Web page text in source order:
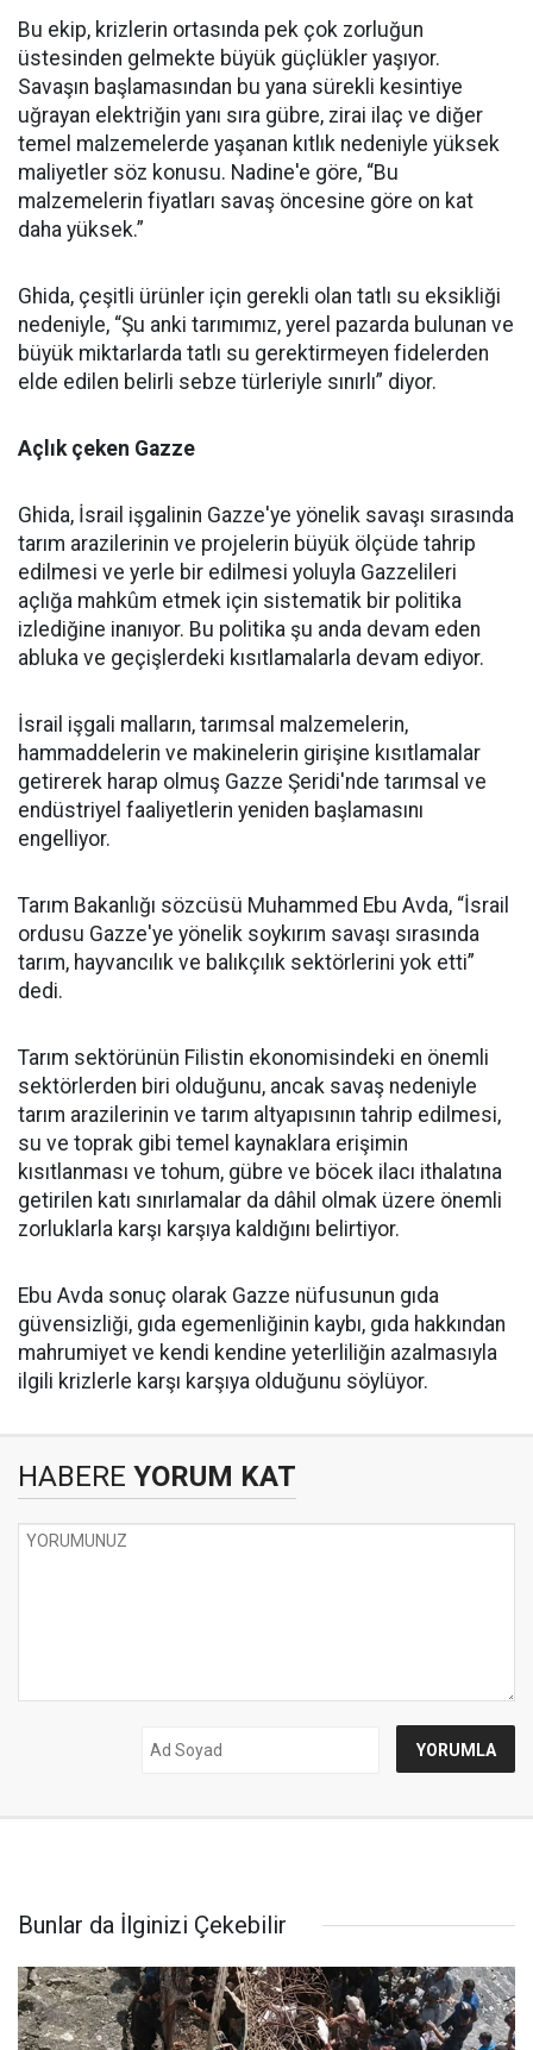
Bu ekip, krizlerin ortasında pek çok zorluğun
üstesinden gelmekte büyük güçlükler yaşıyor.
Savaşın başlamasından bu yana sürekli kesintiye
uğrayan elektriğin yanı sıra gübre, zirai ilaç ve diğer
temel malzemelerde yaşanan kıtlık nedeniyle yüksek
maliyetler söz konusu. Nadine'e göre, “Bu
malzemelerin fiyatları savaş öncesine göre on kat
daha yüksek.”
Ghida, çeşitli ürünler için gerekli olan tatlı su eksikliği
nedeniyle, “Şu anki tarımımız, yerel pazarda bulunan ve
büyük miktarlarda tatlı su gerektirmeyen fidelerden
elde edilen belirli sebze türleriyle sınırlı” diyor.
Açlık çeken Gazze
Ghida, İsrail işgalinin Gazze'ye yönelik savaşı sırasında
tarım arazilerinin ve projelerin büyük ölçüde tahrip
edilmesi ve yerle bir edilmesi yoluyla Gazzelileri
açlığa mahkûm etmek için sistematik bir politika
izlediğine inanıyor. Bu politika şu anda devam eden
abluka ve geçişlerdeki kısıtlamalarla devam ediyor.
İsrail işgali malların, tarımsal malzemelerin,
hammaddelerin ve makinelerin girişine kısıtlamalar
getirerek harap olmuş Gazze Şeridi'nde tarımsal ve
endüstriyel faaliyetlerin yeniden başlamasını
engelliyor.
Tarım Bakanlığı sözcüsü Muhammed Ebu Avda, “İsrail
ordusu Gazze'ye yönelik soykırım savaşı sırasında
tarım, hayvancılık ve balıkçılık sektörlerini yok etti”
dedi.
Tarım sektörünün Filistin ekonomisindeki en önemli
sektörlerden biri olduğunu, ancak savaş nedeniyle
tarım arazilerinin ve tarım altyapısının tahrip edilmesi,
su ve toprak gibi temel kaynaklara erişimin
kısıtlanması ve tohum, gübre ve böcek ilacı ithalatına
getirilen katı sınırlamalar da dâhil olmak üzere önemli
zorluklarla karşı karşıya kaldığını belirtiyor.
Ebu Avda sonuç olarak Gazze nüfusunun gıda
güvensizliği, gıda egemenliğinin kaybı, gıda hakkından
mahrumiyet ve kendi kendine yeterliliğin azalmasıyla
ilgili krizlerle karşı karşıya olduğunu söylüyor.
HABERE YORUM KAT
Bunlar da İlginizi Çekebilir